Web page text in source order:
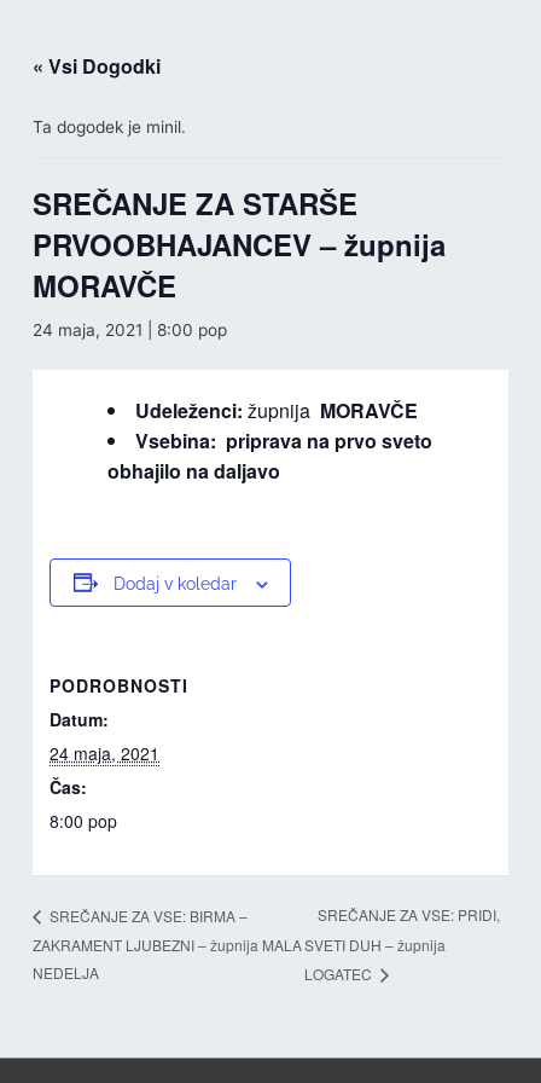
content« Vsi Dogodki
Ta dogodek je minil.
SREČANJE ZA STARŠE
PRVOOBHAJANCEV – župnija
MORAVČE
24 maja, 2021 | 8:00 pop
Udeleženci: župnija MORAVČE
Vsebina: priprava na prvo sveto
obhajilo na daljavo
Dodaj v koledar
PODROBNOSTI
Datum:
24 maja, 2021
Čas:
8:00 pop
SREČANJE ZA VSE: BIRMA –
ZAKRAMENT LJUBEZNI – župnija MALA
NEDELJA
SREČANJE ZA VSE: PRIDI,
SVETI DUH – župnija
LOGATEC